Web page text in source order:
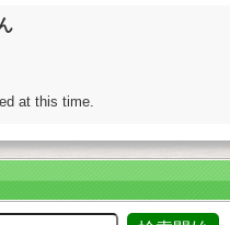
at this time.